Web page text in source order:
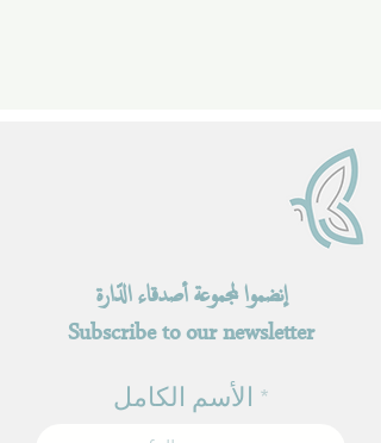
إنضموا لمجموعة أصدقاء الدّارة
Subscribe to our newsletter
الأسم الكامل